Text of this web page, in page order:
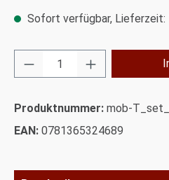
Sofort verfügbar, Lieferzeit:
Produkt Anzahl: Gib
Produktnummer: mob-
EAN: 0781365324689